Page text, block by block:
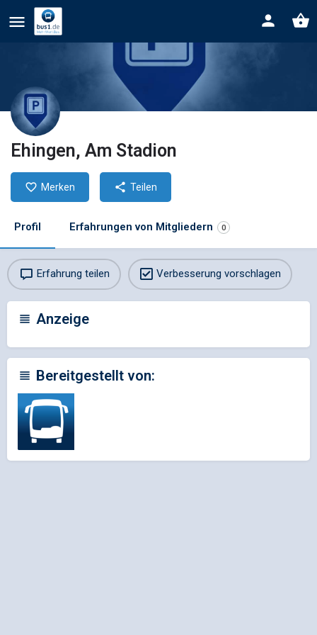
Ehingen, Am Stadion
Merken Teilen
Profil Erfahrungen von Mitgliedern 0
Erfahrung teilen Verbesserung vorschlagen
Anzeige
Bereitgestellt von: